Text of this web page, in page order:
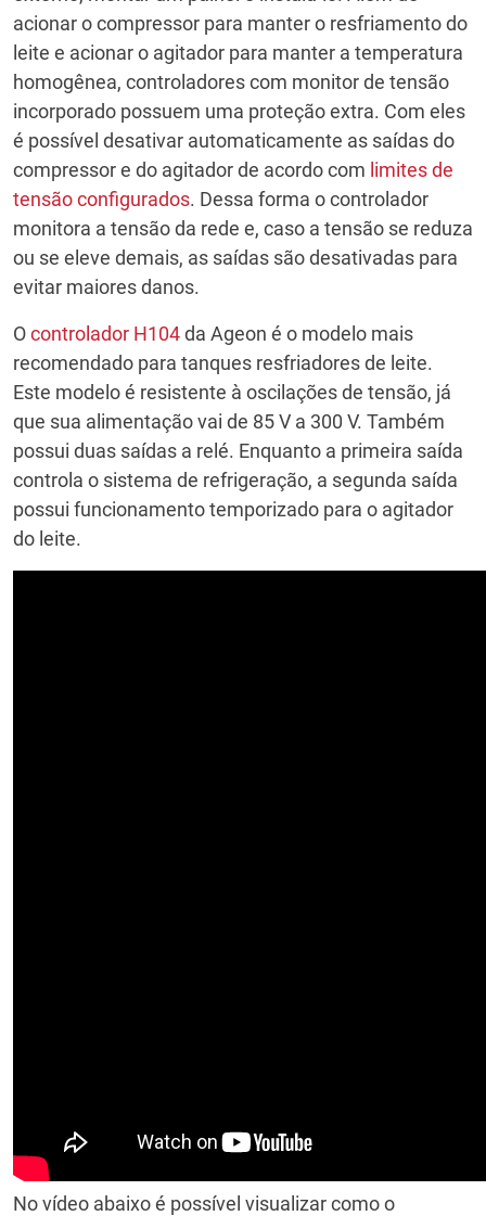
acionar o compressor para manter o resfriamento do
leite e acionar o agitador para manter a temperatura
homogênea, controladores com monitor de tensão
incorporado possuem uma proteção extra. Com eles
é possível desativar automaticamente as saídas do
compressor e do agitador de acordo com limites de
tensão configurados. Dessa forma o controlador
monitora a tensão da rede e, caso a tensão se reduza
ou se eleve demais, as saídas são desativadas para
evitar maiores danos.
Ocontrolador H104da Ageon é o modelo mais
recomendado para tanques resfriadores de leite.
Este modelo é resistente à oscilações de tensão, já
que sua alimentação vai de 85 V a 300 V. Também
possui duas saídas a relé. Enquanto a primeira saída
controla o sistema de refrigeração, a segunda saída
possui funcionamento temporizado para o agitador
do leite.
No vídeo abaixo é possível visualizar como o